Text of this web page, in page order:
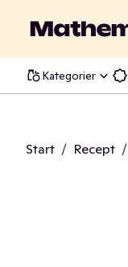
Kategorier
Start / Recept /